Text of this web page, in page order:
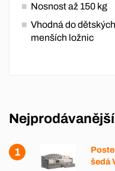
Nosnost až 150 kg
Vhodná do
menších ložnic
šedá